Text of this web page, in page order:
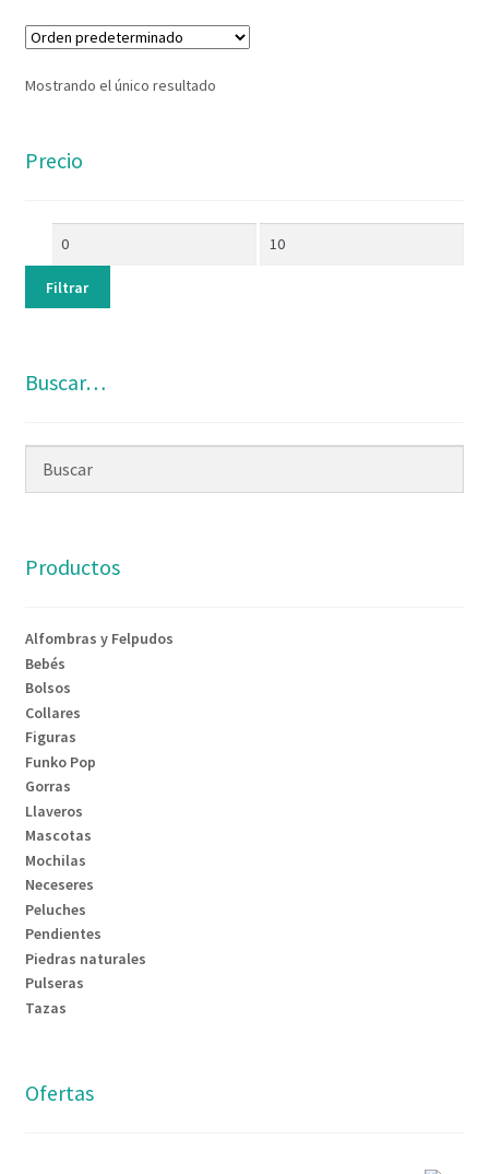
Mostrando el único resultado
Precio
Filtrar
Buscar…
Productos
Alfombras y Felpudos
Bebés
Bolsos
Collares
Figuras
Funko Pop
Gorras
Llaveros
Mascotas
Mochilas
Neceseres
Peluches
Pendientes
Piedras naturales
Pulseras
Tazas
Ofertas